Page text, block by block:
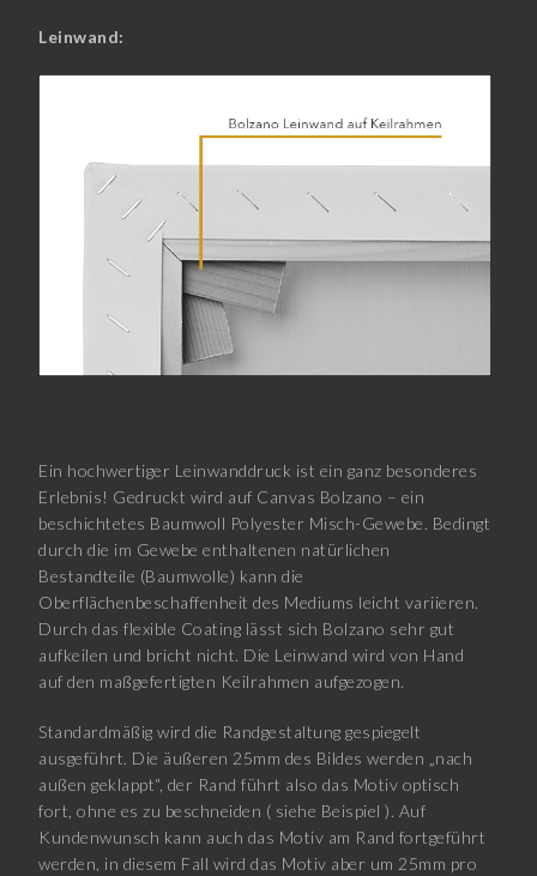
Leinwand:
Ein hochwertiger Leinwanddruck ist ein ganz besonderes
Erlebnis! Gedruckt wird auf Canvas Bolzano – ein
beschichtetes Baumwoll Polyester Misch-Gewebe. Bedingt
durch die im Gewebe enthaltenen natürlichen
Bestandteile (Baumwolle) kann die
Oberflächenbeschaffenheit des Mediums leicht variieren.
Durch das flexible Coating lässt sich Bolzano sehr gut
aufkeilen und bricht nicht. Die Leinwand wird von Hand
auf den maßgefertigten Keilrahmen aufgezogen.
Standardmäßig wird die Randgestaltung gespiegelt
ausgeführt. Die äußeren 25mm des Bildes werden „nach
außen geklappt“, der Rand führt also das Motiv optisch
fort, ohne es zu beschneiden ( siehe Beispiel ). Auf
Kundenwunsch kann auch das Motiv am Rand fortgeführt
werden, in diesem Fall wird das Motiv aber um 25mm pro